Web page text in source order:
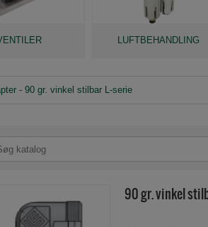
LUFTBEHANDLING
- 90 gr. vinkel stilbar L-serie
90 gr. vinkel